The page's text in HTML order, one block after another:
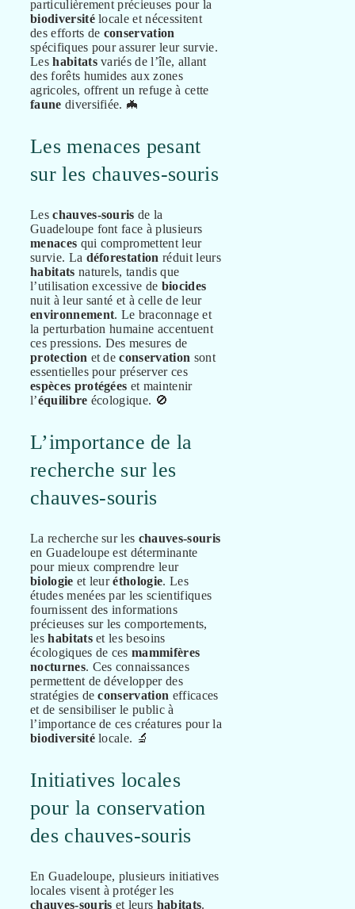
particulièrement précieuses pour la
biodiversitélocale et nécessitent
des efforts de conservation
spécifiques pour assurer leur survie.
Leshabitatsvariés de l’île, allant
des forêts humides aux zones
agricoles, offrent un refuge à cette
faune diversifiée. 🦇
Les menaces pesant
sur les chauves-souris
Leschauves-souris de la
Guadeloupe font face à plusieurs
menaces qui compromettent leur
survie. La déforestation réduit leurs
habitats naturels, tandis que
l’utilisation excessive de biocides
nuit à leur santé et à celle de leur
environnement. Le braconnage et
la perturbation humaine accentuent
ces pressions. Des mesures de
protection et deconservation sont
essentielles pour préserver ces
espèces protégées et maintenir
l’équilibre écologique. 🚫
L’importance de la
recherche sur les
chauves-souris
La recherche sur les chauves-souris
en Guadeloupe est déterminante
pour mieux comprendre leur
biologie et leuréthologie. Les
études menées par les scientifiques
fournissent des informations
précieuses sur les comportements,
leshabitatset les besoins
écologiques de cesmammifères
nocturnes. Ces connaissances
permettent de développer des
stratégies deconservation efficaces
et de sensibiliser le public à
l’importance de ces créatures pour la
biodiversitélocale. 🔬
Initiatives locales
pour la conservation
des chauves-souris
En Guadeloupe, plusieurs initiatives
locales visent à protéger les
chauves-souris et leurs habitats.